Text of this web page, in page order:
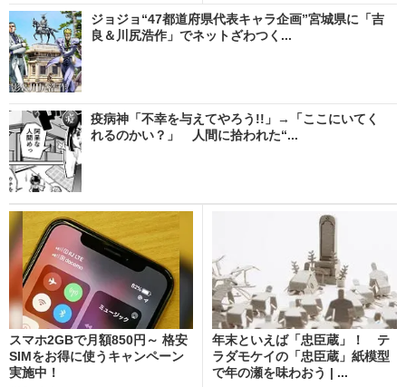
ジョジョ“47都道府県代表キャラ企画”宮城県に「吉
良＆川尻浩作」でネットざわつく...
疫病神「不幸を与えてやろう!!」→「ここにいてく
れるのかい？」 人間に拾われた“...
スマホ2GBで月額850円～ 格安
SIMをお得に使うキャンペーン
実施中！
年末といえば「忠臣蔵」！ テ
ラダモケイの「忠臣蔵」紙模型
で年の瀬を味わおう | ...